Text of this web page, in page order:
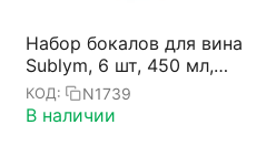
Набор бокалов для вина
Sublym, 6 шт, 450 мл,
D87 мм, H250 мм,
Chef&Sommelier
КОД: N1739
В наличии